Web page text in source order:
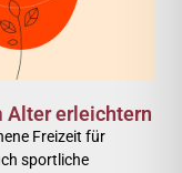
Alter erleichtern
Freizeit für
sportliche